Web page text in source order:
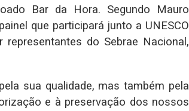
Bar da Hora. Segundo Mauro
que participará junto a UNESCO
do Sebrae Nacional,
sua qualidade, mas também pela
e à preservação dos nossos